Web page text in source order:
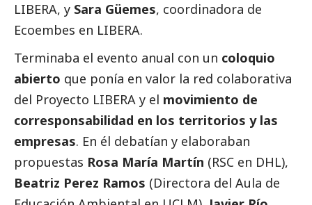
LIBERA, y Sara Güemes, coordinadora de
Ecoembes en LIBERA.
Terminaba el evento anual con un coloquio
abierto que ponía en valor la red colaborativa
del Proyecto LIBERA y el movimiento de
corresponsabilidad en los territorios y las
empresas. En él debatían y elaboraban
propuestas Rosa María Martín (RSC en DHL),
Beatriz Perez Ramos (Directora del Aula de